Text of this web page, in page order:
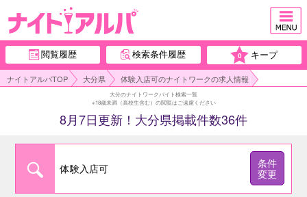
閲覧履歴 検索条件履歴 0 キープ
ナイトアルパTOP 大分県 体験入店可のナイトワークの求人情報
大分のナイトワークバイト検索一覧
※18歳未満（高校生含む）の閲覧はご遠慮ください
8月7日更新！大分県掲載件数36件
体験入店可
条件
変更